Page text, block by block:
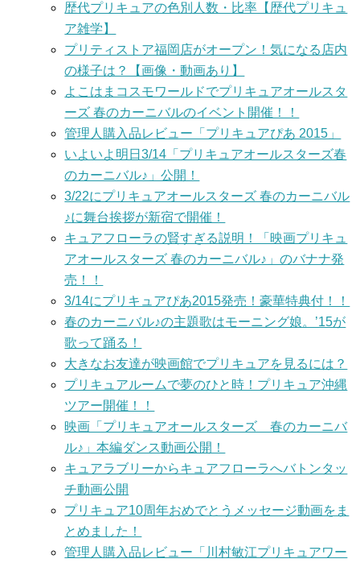
歴代プリキュアの色別人数・比率【歴代プリキュ
ア雑学】
プリティストア福岡店がオープン！気になる店内
の様子は？【画像・動画あり】
よこはまコスモワールドでプリキュアオールスタ
ーズ 春のカーニバルのイベント開催！！
管理人購入品レビュー「プリキュアぴあ 2015」
いよいよ明日3/14「プリキュアオールスターズ春
のカーニバル♪」公開！
3/22にプリキュアオールスターズ 春のカーニバル
♪に舞台挨拶が新宿で開催！
キュアフローラの賢すぎる説明！「映画プリキュ
アオールスターズ 春のカーニバル♪」のバナナ発
売！！
3/14にプリキュアぴあ2015発売！豪華特典付！！
春のカーニバル♪の主題歌はモーニング娘。’15が
歌って踊る！
大きなお友達が映画館でプリキュアを見るには？
プリキュアルームで夢のひと時！プリキュア沖縄
ツアー開催！！
映画「プリキュアオールスターズ 春のカーニバ
ル♪」本編ダンス動画公開！
キュアラブリーからキュアフローラへバトンタッ
チ動画公開
プリキュア10周年おめでとうメッセージ動画をま
とめました！
管理人購入品レビュー「川村敏江プリキュアワー